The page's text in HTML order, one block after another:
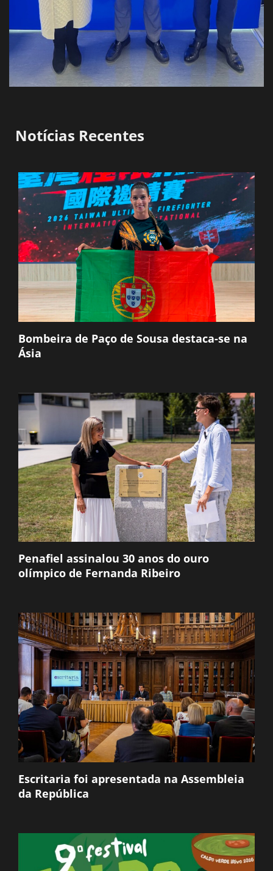
Notícias Recentes
Bombeira de Paço de Sousa destaca-se na
Ásia
Penafiel assinalou 30 anos do ouro
olímpico de Fernanda Ribeiro
Escritaria foi apresentada na Assembleia
da República